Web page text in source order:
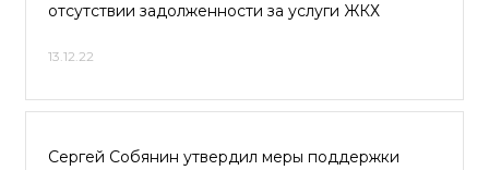
отсутствии задолженности за услуги ЖКХ
13.12.22
Сергей Собянин утвердил меры поддержки